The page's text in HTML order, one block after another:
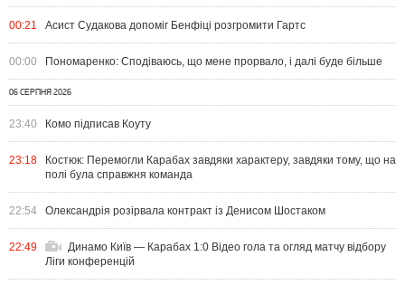
00:21 Асист Судакова допоміг Бенфіці розгромити Гартс
00:00 Пономаренко: Сподіваюсь, що мене прорвало, і далі буде більше
06 СЕРПНЯ 2026
23:40 Комо підписав Коуту
23:18
Костюк: Перемогли Карабах завдяки характеру, завдяки тому, що на
полі була справжня команда
22:54 Олександрія розірвала контракт із Денисом Шостаком
22:49
Динамо Київ — Карабах 1:0 Відео гола та огляд матчу відбору
Ліги конференцій